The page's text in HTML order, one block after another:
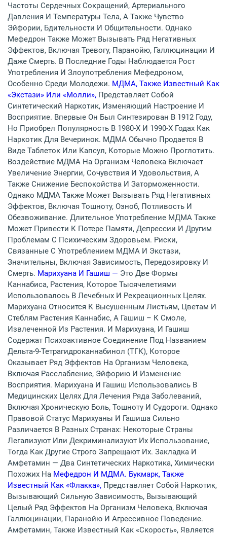
Частоты Сердечных Сокращений, Артериального
Давления И Температуры Тела, А Также Чувство
Эйфории, Бдительности И Общительности. Однако
Мефедрон Также Может Вызывать Ряд Негативных
Эффектов, Включая Тревогу, Паранойю, Галлюцинации И
Даже Смерть. В Последние Годы Наблюдается Рост
Употребления И Злоупотребления Мефедроном,
Особенно Среди Молодежи. МДМА, Также Известный Как
«экстази» Или «молли», Представляет Собой
Синтетический Наркотик, Изменяющий Настроение И
Восприятие. Впервые Он Был Синтезирован В 1912 Году,
Но Приобрел Популярность В 1980-Х И 1990-Х Годах Как
Наркотик Для Вечеринок. МДМА Обычно Продается В
Виде Таблеток Или Капсул, Которые Можно Проглотить.
Воздействие МДМА На Организм Человека Включает
Увеличение Энергии, Сочувствия И Удовольствия, А
Также Снижение Беспокойства И Заторможенности.
Однако МДМА Также Может Вызывать Ряд Негативных
Эффектов, Включая Тошноту, Озноб, Потливость И
Обезвоживание. Длительное Употребление МДМА Также
Может Привести К Потере Памяти, Депрессии И Другим
Проблемам С Психическим Здоровьем. Риски,
Связанные С Употреблением МДМА И Экстази,
Значительны, Включая Зависимость, Передозировку И
Смерть. Марихуана И Гашиш — Это Две Формы
Каннабиса, Растения, Которое Тысячелетиями
Использовалось В Лечебных И Рекреационных Целях.
Марихуана Относится К Высушенным Листьям, Цветам И
Стеблям Растения Каннабис, А Гашиш – К Смоле,
Извлеченной Из Растения. И Марихуана, И Гашиш
Содержат Психоактивное Соединение Под Названием
Дельта-9-Тетрагидроканнабинол (ТГК), Которое
Оказывает Ряд Эффектов На Организм Человека,
Включая Расслабление, Эйфорию И Изменение
Восприятия. Марихуана И Гашиш Использовались В
Медицинских Целях Для Лечения Ряда Заболеваний,
Включая Хроническую Боль, Тошноту И Судороги. Однако
Правовой Статус Марихуаны И Гашиша Сильно
Различается В Разных Странах: Некоторые Страны
Легализуют Или Декриминализуют Их Использование,
Тогда Как Другие Строго Запрещают Их. Закладка И
Амфетамин — Два Синтетических Наркотика, Химически
Похожих На Мефедрон И МДМА. Букмарк, Также
Известный Как «флакка», Представляет Собой Наркотик,
Вызывающий Сильную Зависимость, Вызывающий
Целый Ряд Эффектов На Организм Человека, Включая
Галлюцинации, Паранойю И Агрессивное Поведение.
Амфетамин, Также Известный Как «скорость», Является